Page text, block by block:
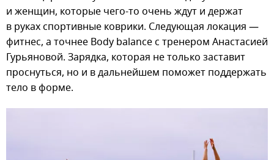
и женщин, которые чего-то очень ждут и держат
в руках спортивные коврики. Следующая локация —
фитнес, а точнее Body balance c тренером Анастасией
Гурьяновой. Зарядка, которая не только заставит
проснуться, но и в дальнейшем поможет поддержать
тело в форме.